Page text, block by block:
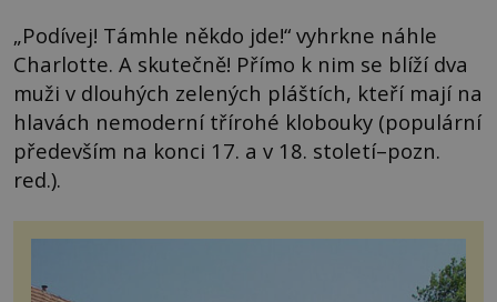
„Podívej! Támhle někdo jde!“ vyhrkne náhle
Charlotte. A skutečně! Přímo k nim se blíží dva
muži v dlouhých zelených pláštích, kteří mají na
hlavách nemoderní třírohé klobouky (populární
především na konci 17. a v 18. století–pozn.
red.).